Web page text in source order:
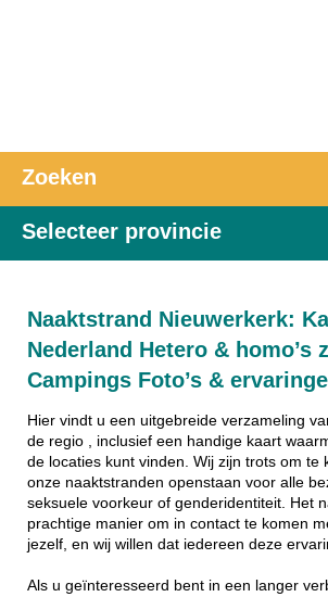
Zoeken
Selecteer provincie
Naaktstrand Nieuwerkerk:
Nederland Hetero & homo’s
Campings Foto’s &
Hier vindt u een uitgebreide verzameling
de regio , inclusief een handige kaart
de locaties kunt vinden. Wij zijn trots om te
onze naaktstranden openstaan voor alle
seksuele voorkeur of genderidentiteit. Het
prachtige manier om in contact te komen
jezelf, en wij willen dat iedereen deze
Als u geïnteresseerd bent in een langer